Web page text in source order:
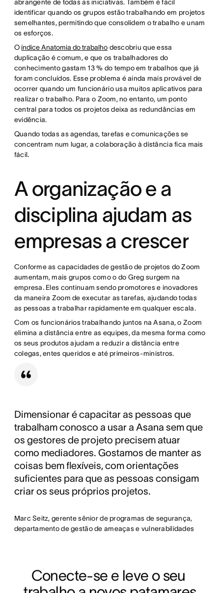
abrangente de todas as iniciativas. Também é fácil
identificar quando os grupos estão trabalhando em projetos
semelhantes, permitindo que consolidem o trabalho e unam
os esforços.
Oíndice Anatomia do trabalho descobriu que essa
duplicação é comum, e que os trabalhadores do
conhecimento gastam 13 % do tempo em trabalhos que já
foram concluídos. Esse problema é ainda mais provável de
ocorrer quando um funcionário usa muitos aplicativos para
realizar o trabalho. Para o Zoom, no entanto, um ponto
central para todos os projetos deixa as redundâncias em
evidência.
Quando todas as agendas, tarefas e comunicações se
concentram num lugar, a colaboração à distância fica mais
fácil.
A organização e a
disciplina ajudam as
empresas a crescer
Conforme as capacidades de gestão de projetos do Zoom
aumentam, mais grupos como o do Greg surgem na
empresa. Eles continuam sendo promotores e inovadores
da maneira Zoom de executar as tarefas, ajudando todas
as pessoas a trabalhar rapidamente em qualquer escala.
Com os funcionários trabalhando juntos na Asana, o Zoom
elimina a distância entre as equipes, da mesma forma como
os seus produtos ajudam a reduzir a distância entre
colegas, entes queridos e até primeiros-ministros.
Dimensionar é capacitar as pessoas que
trabalham conosco a usar a Asana sem que
os gestores de projeto precisem atuar
como mediadores. Gostamos de manter as
coisas bem flexíveis, com orientações
suficientes para que as pessoas consigam
criar os seus próprios projetos.
Marc Seitz, gerente sênior de programas de segurança,
departamento de gestão de ameaças e vulnerabilidades
Conecte-se e leve o seu